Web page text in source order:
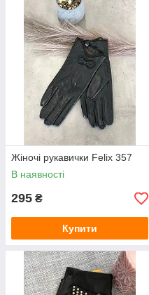
Жіночі рукавички Felix 357
В наявності
295 ₴
Купити